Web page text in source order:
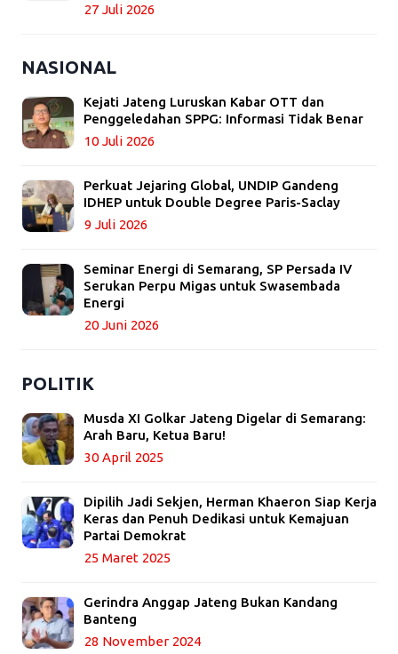
27 Juli 2026
NASIONAL
Kejati Jateng Luruskan Kabar OTT dan
Penggeledahan SPPG: Informasi Tidak Benar
10 Juli 2026
Perkuat Jejaring Global, UNDIP Gandeng
IDHEP untuk Double Degree Paris-Saclay
9 Juli 2026
Seminar Energi di Semarang, SP Persada IV
Serukan Perpu Migas untuk Swasembada
Energi
20 Juni 2026
POLITIK
Musda XI Golkar Jateng Digelar di Semarang:
Arah Baru, Ketua Baru!
30 April 2025
Dipilih Jadi Sekjen, Herman Khaeron Siap Kerja
Keras dan Penuh Dedikasi untuk Kemajuan
Partai Demokrat
25 Maret 2025
Gerindra Anggap Jateng Bukan Kandang
Banteng
28 November 2024